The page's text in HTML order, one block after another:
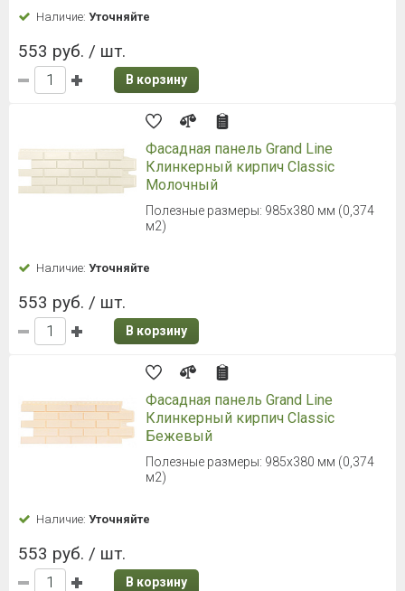
Наличие: Уточняйте
553 руб. / шт.
В корзину
Фасадная панель Grand Line
Клинкерный кирпич Classic
Молочный
Полезные размеры: 985х380 мм (0,374
м2)
Наличие: Уточняйте
553 руб. / шт.
В корзину
Фасадная панель Grand Line
Клинкерный кирпич Classic
Бежевый
Полезные размеры: 985х380 мм (0,374
м2)
Наличие: Уточняйте
553 руб. / шт.
В корзину